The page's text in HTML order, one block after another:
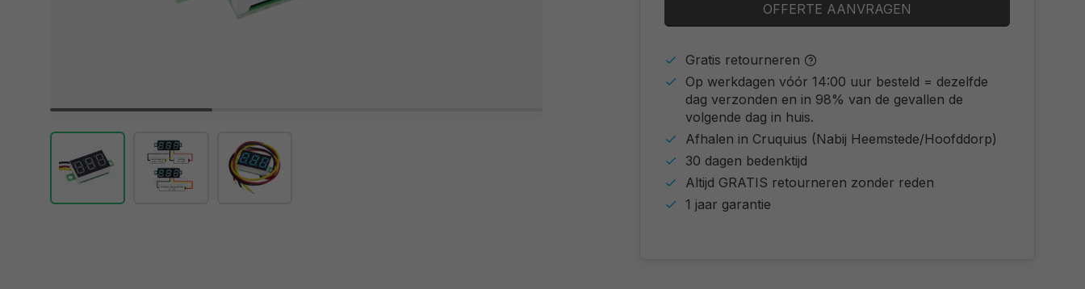
OFFERTE AANVRAGEN
Gratis retourneren
Op werkdagen vóór 14:00 uur besteld = dezelfde
dag verzonden en in 98% van de gevallen de
volgende dag in huis.
Afhalen in Cruquius (Nabij Heemstede/Hoofddorp)
30 dagen bedenktijd
Altijd GRATIS retourneren zonder reden
1 jaar garantie